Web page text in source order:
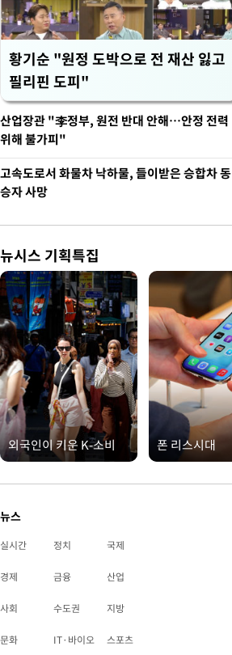
황기순 "원정 도박으로 전 재산 잃고
필리핀 도피"
산업장관 "李정부, 원전 반대 안해…안정 전력
위해 불가피"
고속도로서 화물차 낙하물, 들이받은 승합차 동
승자 사망
뉴시스 기획특집
외국인이 키운 K-소비 폰 리스시대
뉴스
실시간 정치 국제
경제 금융 산업
사회 수도권 지방
문화 IT·바이오 스포츠